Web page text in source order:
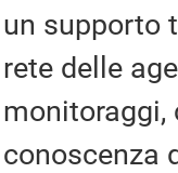
un supporto
rete delle
conoscenza